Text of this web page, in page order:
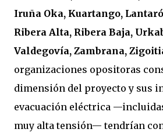
Iruña Oka, Kuartango,
Ribera Alta, Ribera Baja,
Valdegovía, Zambrana,
organizaciones opositoras
dimensión del proyecto y sus
evacuación eléctrica
muy alta tensión— tendrían